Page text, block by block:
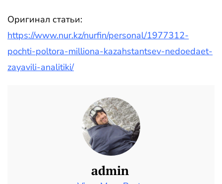
Оригинал статьи:
https://www.nur.kz/nurfin/personal/1977312-
pochti-poltora-milliona-kazahstantsev-nedoedaet-
zayavili-analitiki/
admin